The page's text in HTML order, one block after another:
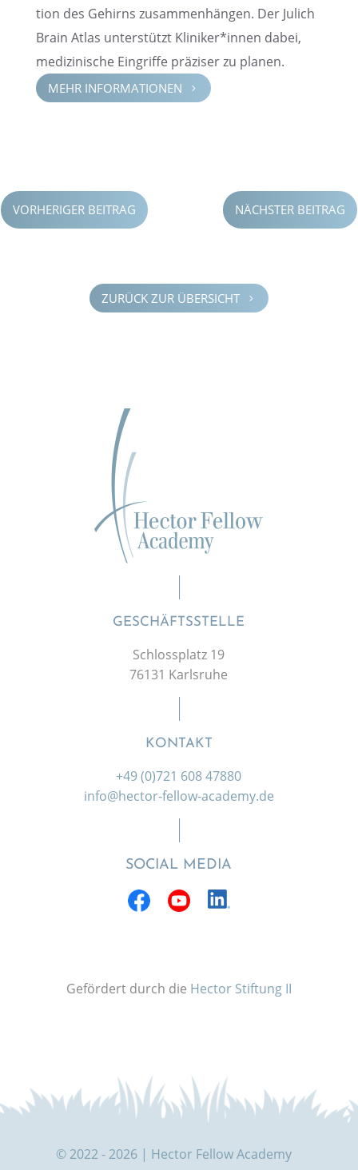
tion des Gehirns zusam­men­hän­gen. Der Julich
Brain Atlas unter­stützt Kliniker*innen dabei,
medizi­ni­sche Eingriffe präzi­ser zu planen.
MEHR INFOR­MA­TIO­NEN 5
VORHERIGER BEITRAG NÄCHSTER BEITRAG
ZURÜCK ZUR ÜBERSICHT 5
GESCHÄFTSSTELLE
Schlossplatz 19
76131 Karlsruhe
KONTAKT
+49 (0)721 608 47880
info@hector-fellow-academy.de
SOCIAL MEDIA
Gefördert durch die Hector Stiftung II
© 2022 - 2026 | Hector Fellow Academy